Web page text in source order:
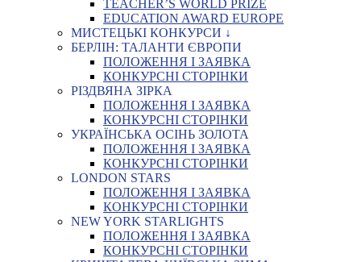
TEACHER’S WORLD PRIZE
EDUCATION AWARD EUROPE
МИСТЕЦЬКІ КОНКУРСИ ↓
БЕРЛІН: ТАЛАНТИ ЄВРОПИ
ПОЛОЖЕННЯ І ЗАЯВКА
КОНКУРСНІ СТОРІНКИ
РІЗДВЯНА ЗІРКА
ПОЛОЖЕННЯ І ЗАЯВКА
КОНКУРСНІ СТОРІНКИ
УКРАЇНСЬКА ОСІНЬ ЗОЛОТА
ПОЛОЖЕННЯ І ЗАЯВКА
КОНКУРСНІ СТОРІНКИ
LONDON STARS
ПОЛОЖЕННЯ І ЗАЯВКА
КОНКУРСНІ СТОРІНКИ
NEW YORK STARLIGHTS
ПОЛОЖЕННЯ І ЗАЯВКА
КОНКУРСНІ СТОРІНКИ